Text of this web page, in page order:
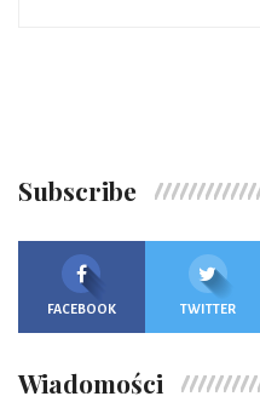
Subscribe
FACEBOOK TWITTER
Wiadomości